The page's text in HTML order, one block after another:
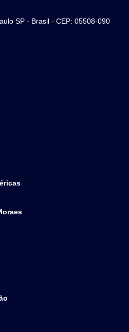
SP - Brasil - CEP: 05508-090